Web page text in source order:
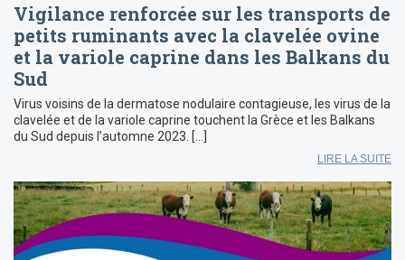
Vigilance renforcée sur les transports de
petits ruminants avec la clavelée ovine
et la variole caprine dans les Balkans du
Sud
Virus voisins de la dermatose nodulaire contagieuse, les virus de la
clavelée et de la variole caprine touchent la Grèce et les Balkans
du Sud depuis l’automne 2023. […]
LIRE LA SUITE